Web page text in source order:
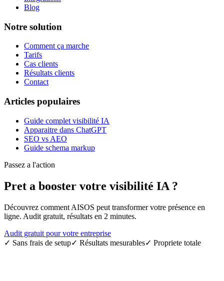
Blog
Notre solution
Comment ça marche
Tarifs
Cas clients
Résultats clients
Contact
Articles populaires
Guide complet visibilité IA
Apparaitre dans ChatGPT
SEO vs AEO
Guide schema markup
Passez a l'action
Pret a booster votre visibilité IA ?
Découvrez comment AISOS peut transformer votre présence en
ligne. Audit gratuit, résultats en 2 minutes.
Audit gratuit pour votre entreprise
✓ Sans frais de setup✓ Résultats mesurables✓ Propriete totale